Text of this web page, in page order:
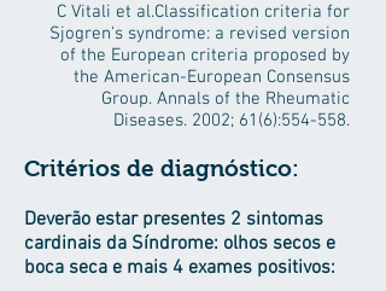
C Vitali et al.Classification criteria for
Sjogren's syndrome: a revised version
of the European criteria proposed by
the American-European Consensus
Group. Annals of the Rheumatic
Diseases. 2002; 61(6):554-558.
Critérios de diagnóstico:
Deverão estar presentes 2 sintomas
cardinais da Síndrome: olhos secos e
boca seca e mais 4 exames positivos: